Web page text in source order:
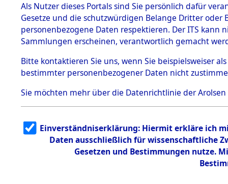
Effekten
1.2.9.1
Effekten aus
dem KZ
Dachau
1.2.9.2
Effekten aus
dem KZ
Bayerisches
1.2.9.3
Effekten aus
dem KZ
Neuengamm Einen Kommentar
Als Nutzer dieses Portals sind Sie persönlich dafür
Gesetze und die schutzwürdigen Belange Dritter
personenbezogene Daten respektieren. Der ITS
Sammlungen erscheinen, verantwortlich gemacht
Bitte kontaktieren Sie uns, wenn Sie beispielsweiser
bestimmter personenbezogener Daten nicht
Sie möchten mehr über die Datenrichtlinie der Arolsen
Einverständniserklärung: Hiermit erkläre ich
Daten ausschließlich für wissenschaftliche
Gesetzen und Bestimmungen nutze.